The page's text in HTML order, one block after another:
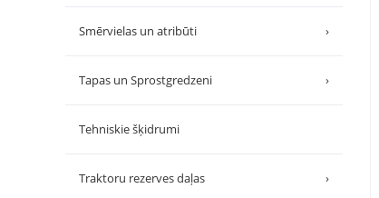
Smērvielas un atribūti ›
Tapas un Sprostgredzeni ›
Tehniskie šķidrumi
Traktoru rezerves daļas ›